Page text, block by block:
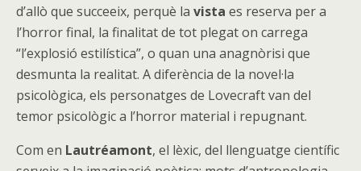
d’allò que succeeix, perquè la vista es reserva per a
l’horror final, la finalitat de tot plegat on carrega
“l’explosió estilística”, o quan una anagnòrisi que
desmunta la realitat. A diferència de la novel·la
psicològica, els personatges de Lovecraft van del
temor psicològic a l’horror material i repugnant.
Com en Lautréamont, el lèxic, del llenguatge científic